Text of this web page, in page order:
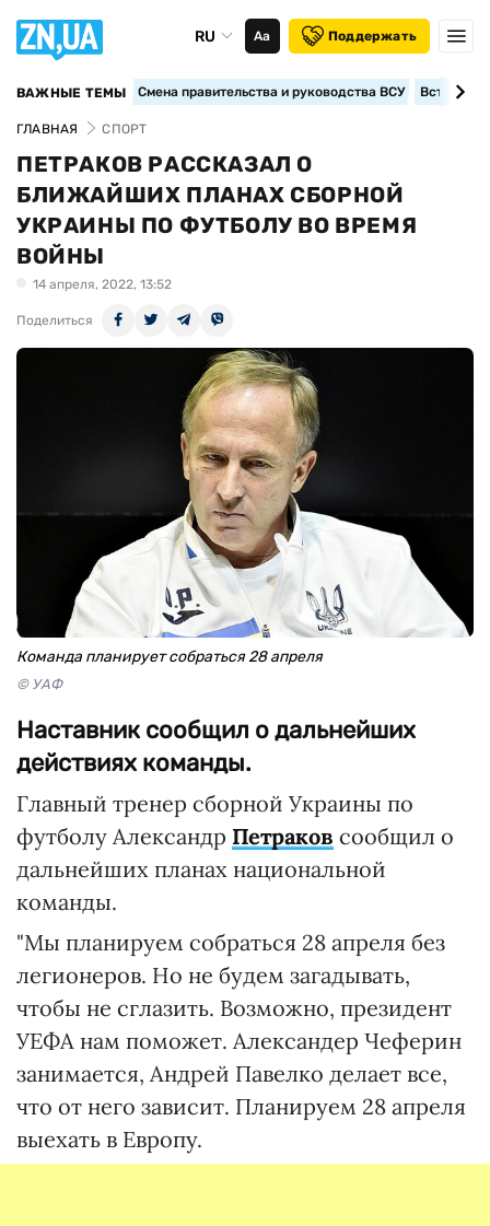
RU Аа Поддержать
ВАЖНЫЕ ТЕМЫ Смена правительства и руководства ВСУ
ГЛАВНАЯ СПОРТ
ПЕТРАКОВ РАССКАЗАЛ О
БЛИЖАЙШИХ ПЛАНАХ СБОРНОЙ
УКРАИНЫ ПО ФУТБОЛУ ВО ВРЕМЯ
ВОЙНЫ
14 апреля, 2022, 13:52
Поделиться
Команда планирует собраться 28 апреля
© УАФ
Наставник сообщил о дальнейших
действиях команды.
Главный тренер сборной Украины по
футболу Александр Петраков сообщил о
дальнейших планах национальной
команды.
"Мы планируем собраться 28 апреля без
легионеров. Но не будем загадывать,
чтобы не сглазить. Возможно, президент
УЕФА нам поможет. Александер Чеферин
занимается, Андрей Павелко делает все,
что от него зависит. Планируем 28 апреля
выехать в Европу.